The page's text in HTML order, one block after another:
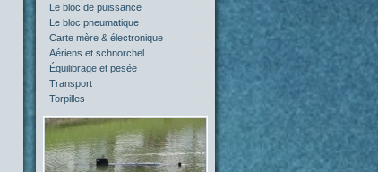
Le bloc de puissance
Le bloc pneumatique
Carte mère & électronique
Aériens et schnorchel
Équilibrage et pesée
Transport
Torpilles